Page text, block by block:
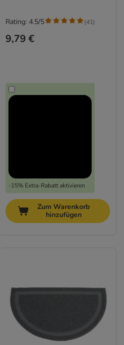
9,79 €
-15% Extra-Rabatt aktivieren
Rating: 4.5/5 (41)
Zum Warenkorb
hinzufügen